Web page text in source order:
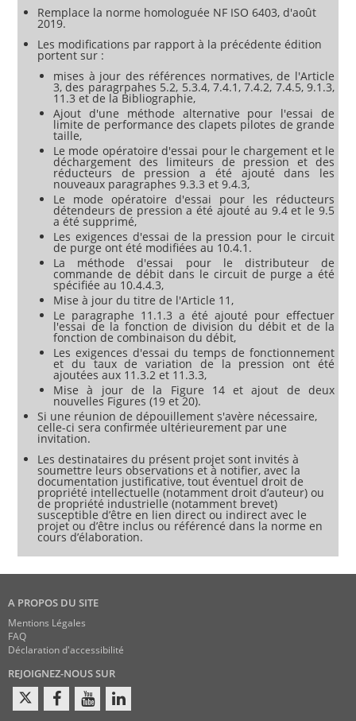
Remplace la norme homologuée NF ISO 6403, d'août
2019.
Les modifications par rapport à la précédente édition
portent sur :
mises à jour des références normatives, de l'Article
3, des paragrpahes 5.2, 5.3.4, 7.4.1, 7.4.2, 7.4.5, 9.1.3,
11.3 et de la Bibliographie,
Ajout d'une méthode alternative pour l'essai de
limite de performance des clapets pilotes de grande
taille,
Le mode opératoire d'essai pour le chargement et le
déchargement des limiteurs de pression et des
réducteurs de pression a été ajouté dans les
nouveaux paragraphes 9.3.3 et 9.4.3,
Le mode opératoire d'essai pour les réducteurs
détendeurs de pression a été ajouté au 9.4 et le 9.5
a été supprimé,
Les exigences d'essai de la pression pour le circuit
de purge ont été modifiées au 10.4.1.
La méthode d'essai pour le distributeur de
commande de débit dans le circuit de purge a été
spécifiée au 10.4.4.3,
Mise à jour du titre de l'Article 11,
Le paragraphe 11.1.3 a été ajouté pour effectuer
l'essai de la fonction de division du débit et de la
fonction de combinaison du débit,
Les exigences d'essai du temps de fonctionnement
et du taux de variation de la pression ont été
ajoutées aux 11.3.2 et 11.3.3,
Mise à jour de la Figure 14 et ajout de deux
nouvelles Figures (19 et 20).
Si une réunion de dépouillement s'avère nécessaire,
celle-ci sera confirmée ultérieurement par une
invitation.
Les destinataires du présent projet sont invités à
soumettre leurs observations et à notifier, avec la
documentation justificative, tout éventuel droit de
propriété intellectuelle (notamment droit d’auteur) ou
de propriété industrielle (notamment brevet)
susceptible d’être en lien direct ou indirect avec le
projet ou d’être inclus ou référencé dans la norme en
cours d’élaboration.
A PROPOS DU SITE
Mentions Légales
FAQ
Déclaration d'accessibilité
REJOIGNEZ-NOUS SUR